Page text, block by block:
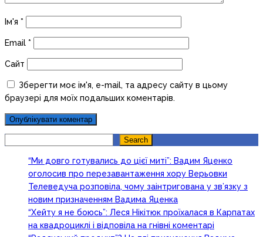
Ім'я *
Email *
Сайт
Зберегти моє ім'я, e-mail, та адресу сайту в цьому
браузері для моїх подальших коментарів.
Search
“Ми довго готувались до цієї миті”: Вадим Яценко
оголосив про перезавантаження хору Верьовки
Телеведуча розповіла, чому заінтригована у зв’язку з
новим призначенням Вадима Яценка
“Хейту я не боюсь”: Леся Нікітюк проїхалася в Карпатах
на квадроциклі і відповіла на гнівні коментарі